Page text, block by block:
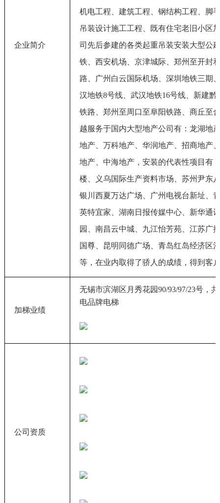
企业简介
机电工程、建筑工程、钢结构工程、脚
吊装设计施工工程、既有住宅老旧小区
司先后参建的各类起重吊装安装大型公
铁、西安机场、京津城际、郑州至开封
路、广州白云国际机场、深圳地铁三期
汉地铁8号线、武汉地铁16号线、新建
铁路、郑州至周口至阜阳铁路、商丘至
越服务于国内大型地产公司有：龙湖地
地产、万科地产、华润地产、招商地产
地产、中海地产，安装的代表性项目有
楼、义乌国际生产资料市场、苏州尹东
银川西夏万达广场、广州电视台新址、
英特宜家、湖南日报传媒中心、新华通
园、南昌云中城、九江怡芳苑、江苏广
国尊、昆明同德广场、青岛红岛经济区
等，在业内取得了骄人的成绩，得到客
加梯业绩
无锡市滨湖区月秀花园90/93/97/23号，
电品牌电梯
公司资质